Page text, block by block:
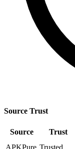
Source Trust
Source Trust